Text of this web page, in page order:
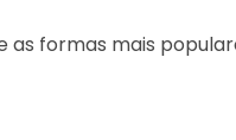
formas mais